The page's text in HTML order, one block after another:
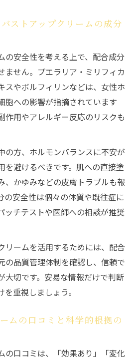
栄養管理とバストアップクリ
アのためのバストアップクリ
ストアップクリームの成分
の安全性を考える上で、配合成分
ません。プエラリア・ミリフィカ
スやボルフィリンなどは、女性ホ
胞への影響が指摘されています
作用やアレルギー反応のリスクも
の方、ホルモンバランスに不安が
を避けるべきです。肌への直接塗
、かゆみなどの皮膚トラブルも報
の安全性は個々の体質や既往症に
ッチテストや医師への相談が推奨
リームを活用するためには、配合
の品質管理体制を確認し、信頼で
大切です。安易な情報だけで判断
重視しましょう。
ムの口コミと科学的根拠の
の口コミは、「効果あり」「変化